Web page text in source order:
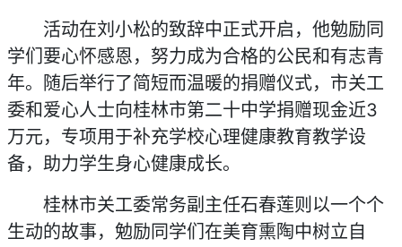
活动在刘小松的致辞中正式开启，他勉励同
学们要心怀感恩，努力成为合格的公民和有志青
年。随后举行了简短而温暖的捐赠仪式，市关工
委和爱心人士向桂林市第二十中学捐赠现金近3
万元，专项用于补充学校心理健康教育教学设
备，助力学生身心健康成长。
桂林市关工委常务副主任石春莲则以一个个
生动的故事，勉励同学们在美育熏陶中树立自